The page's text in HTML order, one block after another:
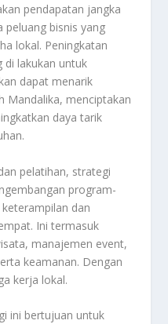
pendapatan jangka
peluang bisnis yang
lokal. Peningkatan
di lakukan untuk
dapat menarik
Mandalika, menciptakan
daya tarik
pelatihan, strategi
program-
dan
Ini termasuk
manajemen event,
keamanan. Dengan
kerja lokal.
ini bertujuan untuk